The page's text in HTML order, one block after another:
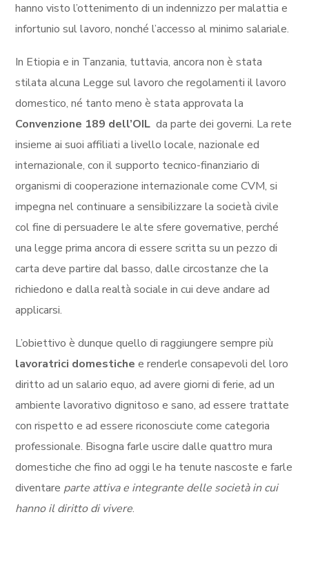
hanno visto l’ottenimento di un indennizzo per malattia e
infortunio sul lavoro, nonché l’accesso al minimo salariale.
In Etiopia e in Tanzania, tuttavia, ancora non è stata
stilata alcuna Legge sul lavoro che regolamenti il lavoro
domestico, né tanto meno è stata approvata la
Convenzione 189 dell’OIL da parte dei governi. La rete
insieme ai suoi affiliati a livello locale, nazionale ed
internazionale, con il supporto tecnico-finanziario di
organismi di cooperazione internazionale come CVM, si
impegna nel continuare a sensibilizzare la società civile
col fine di persuadere le alte sfere governative, perché
una legge prima ancora di essere scritta su un pezzo di
carta deve partire dal basso, dalle circostanze che la
richiedono e dalla realtà sociale in cui deve andare ad
applicarsi.
L’obiettivo è dunque quello di raggiungere sempre più
lavoratrici domestiche e renderle consapevoli del loro
diritto ad un salario equo, ad avere giorni di ferie, ad un
ambiente lavorativo dignitoso e sano, ad essere trattate
con rispetto e ad essere riconosciute come categoria
professionale. Bisogna farle uscire dalle quattro mura
domestiche che fino ad oggi le ha tenute nascoste e farle
diventare parte attiva e integrante delle società in cui
hanno il diritto di vivere.